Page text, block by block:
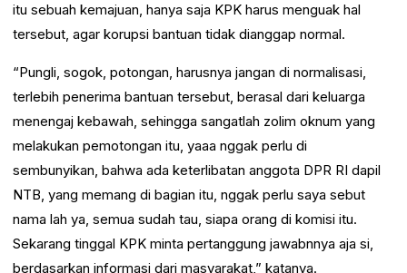
itu sebuah kemajuan, hanya saja KPK harus menguak hal
tersebut, agar korupsi bantuan tidak dianggap normal.
“Pungli, sogok, potongan, harusnya jangan di normalisasi,
terlebih penerima bantuan tersebut, berasal dari keluarga
menengaj kebawah, sehingga sangatlah zolim oknum yang
melakukan pemotongan itu, yaaa nggak perlu di
sembunyikan, bahwa ada keterlibatan anggota DPR RI dapil
NTB, yang memang di bagian itu, nggak perlu saya sebut
nama lah ya, semua sudah tau, siapa orang di komisi itu.
Sekarang tinggal KPK minta pertanggung jawabnnya aja si,
berdasarkan informasi dari masyarakat,” katanya.